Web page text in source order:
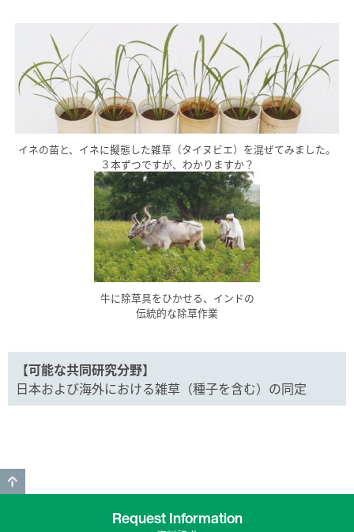
イネの苗と、イネに擬態した雑草（タイヌビエ）を混ぜてみました。
３本ずつですが、わかりますか？
牛に除草具をひかせる、インドの
伝統的な除草作業
【可能な共同研究分野】
日本および海外における雑草（種子を含む）の同定
Request Information